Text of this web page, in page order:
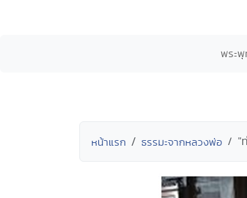
พระพุ
หน้าแรก ธรรมะจากหลวงพ่อ "